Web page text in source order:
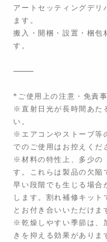
アートセッティングデリ
ます。
搬入・開梱・設置・梱包
す。
⸻
*ご使用上の注意・免責
※直射日光が長時間あた
い。
※エアコンやストーブ等
でのご使用はお控えくだ
※材料の特性上、多少の
す。これらは製品の欠陥
早い段階でも生じる場合
します。割れ補修キット
とお付き合いいただけま
※乾燥しやすい季節は、
きを抑える効果がありま